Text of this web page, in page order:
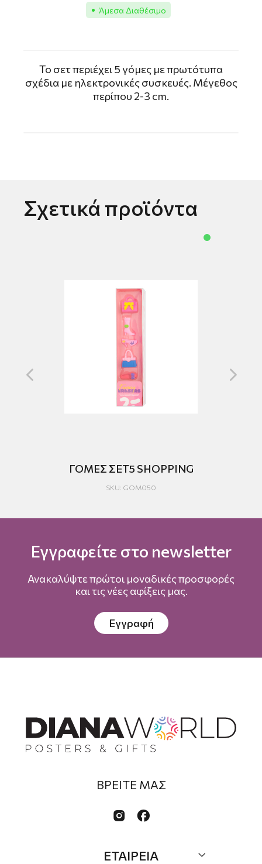
Άμεσα Διαθέσιμο
Το σετ περιέχει 5 γόμες με πρωτότυπα
σχέδια με ηλεκτρονικές συσκευές. Μέγεθος
περίπου 2-3 cm.
Σχετικά προϊόντα
ΓΟΜΕΣ ΣΕΤ5 SHOPPING
SKU: GOM050
Εγγραφείτε στο newsletter
Ανακαλύψτε πρώτοι μοναδικές προσφορές
και τις νέες αφίξεις μας.
Εγγραφή
ΒΡΕΙΤΕ ΜΑΣ
 
ΕΤΑΙΡΕΙΑ